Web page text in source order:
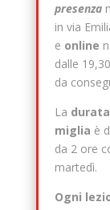
presenza
in via
e online
dalle
da
La
miglia è
da 2 ore
martedì.
Ogni